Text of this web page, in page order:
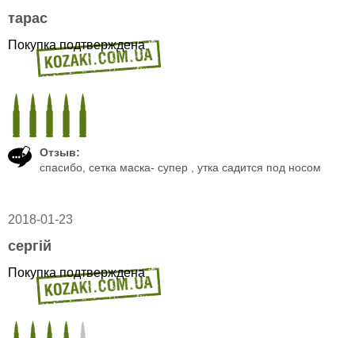
тарас
Покупка подтверждена
Отзыв:
спасибо, сетка маска- супер , утка садится под носом
2018-01-23
сергій
Покупка подтверждена